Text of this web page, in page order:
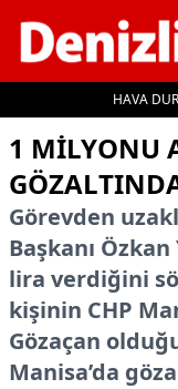
HAVA
İçeriğe geç
1 MİLYONU
Görevden
Başkanı Özkan
lira verdiğini
kişinin CHP
Gözaçan
Manisa’da